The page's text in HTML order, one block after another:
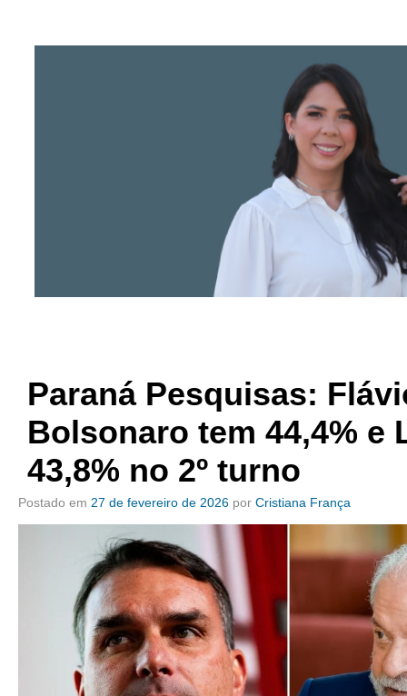
Paraná Pesquisas:
Bolsonaro tem 44,4% e
43,8% no 2º turno
Postado em 27 de fevereiro de 2026 por Cristiana França